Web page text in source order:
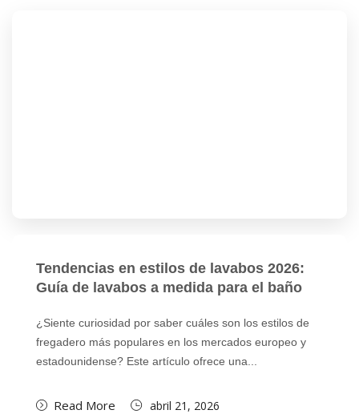
Tendencias en estilos de lavabos 2026:
Guía de lavabos a medida para el baño
¿Siente curiosidad por saber cuáles son los estilos de
fregadero más populares en los mercados europeo y
estadounidense? Este artículo ofrece una...
Read More abril 21, 2026